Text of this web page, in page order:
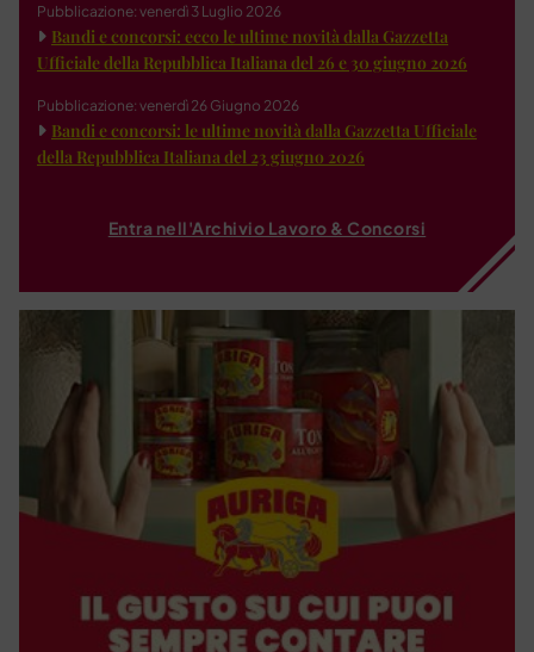
Pubblicazione: venerdì 3 Luglio 2026
Bandi e concorsi: ecco le ultime novità dalla Gazzetta
Ufficiale della Repubblica Italiana del 26 e 30 giugno 2026
Pubblicazione: venerdì 26 Giugno 2026
Bandi e concorsi: le ultime novità dalla Gazzetta Ufficiale
della Repubblica Italiana del 23 giugno 2026
Entra nell'Archivio Lavoro & Concorsi